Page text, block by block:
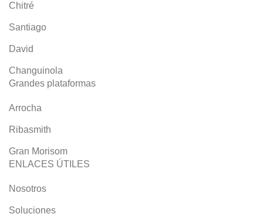
Chitré
Santiago
David
Changuinola
Grandes plataformas
Arrocha
Ribasmith
Gran Morisom
ENLACES ÚTILES
Nosotros
Soluciones